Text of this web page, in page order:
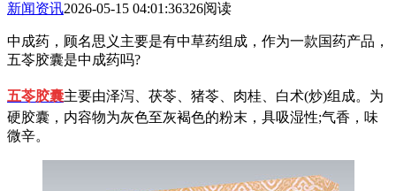
新闻资讯2026-05-15 04:01:36326阅读
中成药，顾名思义主要是有中草药组成，作为一款国药产品，
五苓胶囊是中成药吗?
五苓胶囊主要由泽泻、茯苓、猪苓、肉桂、白术(炒)组成。为
硬胶囊，内容物为灰色至灰褐色的粉末，具吸湿性;气香，味
微辛。